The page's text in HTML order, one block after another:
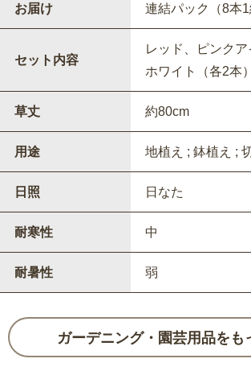
お届け 連結パック（8本1
セット内容
レッド、ピンクア
ホワイト（各2本）
草丈 約80cm
用途 地植え ; 鉢植え ;
日照 日なた
耐寒性 中
耐暑性 弱
ガーデニング・園芸用品をも